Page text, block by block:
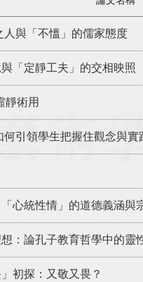
與「不慍」的儒家態度
「定靜工夫」的交相映照
靜術用
何引領學生把握住觀念與實
心統性情」的道德義涵與
：論孔子教育哲學中的靈
初探：又敬又畏？